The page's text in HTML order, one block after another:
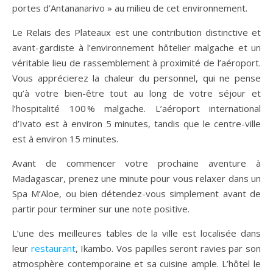
portes d’Antananarivo » au milieu de cet environnement.
Le Relais des Plateaux est une contribution distinctive et
avant-gardiste à l’environnement hôtelier malgache et un
véritable lieu de rassemblement à proximité de l’aéroport.
Vous apprécierez la chaleur du personnel, qui ne pense
qu’à votre bien-être tout au long de votre séjour et
l’hospitalité 100 % malgache. L’aéroport international
d’Ivato est à environ 5 minutes, tandis que le centre-ville
est à environ 15 minutes.
Avant de commencer votre prochaine aventure à
Madagascar, prenez une minute pour vous relaxer dans un
Spa M’Aloe, ou bien détendez-vous simplement avant de
partir pour terminer sur une note positive.
L’une des meilleures tables de la ville est localisée dans
leur restaurant, Ikambo. Vos papilles seront ravies par son
atmosphère contemporaine et sa cuisine ample. L’hôtel le